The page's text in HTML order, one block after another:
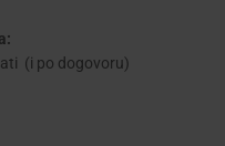
(i po dogovoru)